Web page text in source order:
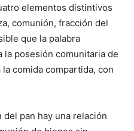
elementos distintivos
comunión, fracción del
que la palabra
la posesión comunitaria de
comida compartida, con
pan hay una relación